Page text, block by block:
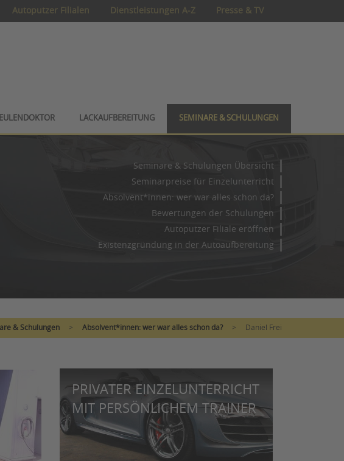
Autoputzer Filialen Dienstleistungen A-Z Presse & TV
LACKAUFBEREITUNG SEMINARE & SCHULUNGEN
Seminare & Schulungen Übersicht
Seminarpreise für Einzelunterricht
Absolvent*innen: wer war alles schon da?
Bewertungen der Schulungen
Autoputzer Filiale eröffnen
Existenzgründung in der Autoaufbereitung
& Schulungen > Absolvent*innen: wer war alles schon da? > Daniel Frei
PRIVATER EINZELUNTERRICHT
MIT PERSÖNLICHEM TRAINER